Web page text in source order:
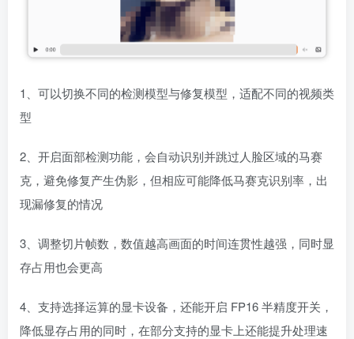
1、可以切换不同的检测模型与修复模型，适配不同的视频类
型
2、开启面部检测功能，会自动识别并跳过人脸区域的马赛
克，避免修复产生伪影，但相应可能降低马赛克识别率，出
现漏修复的情况
3、调整切片帧数，数值越高画面的时间连贯性越强，同时显
存占用也会更高
4、支持选择运算的显卡设备，还能开启 FP16 半精度开关，
降低显存占用的同时，在部分支持的显卡上还能提升处理速